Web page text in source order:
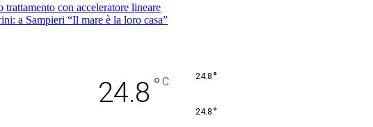
con acceleratore lineare
a Sampieri “Il mare è la loro casa”
24.8 ° C 24.8 °
24.8 °